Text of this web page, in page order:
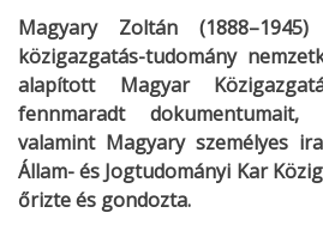
Magyary Zoltán
közigazgatás-tudomány
alapított Magyar
fennmaradt
valamint Magyary személyes
Állam- és Jogtudományi Kar
őrizte és gondozta.